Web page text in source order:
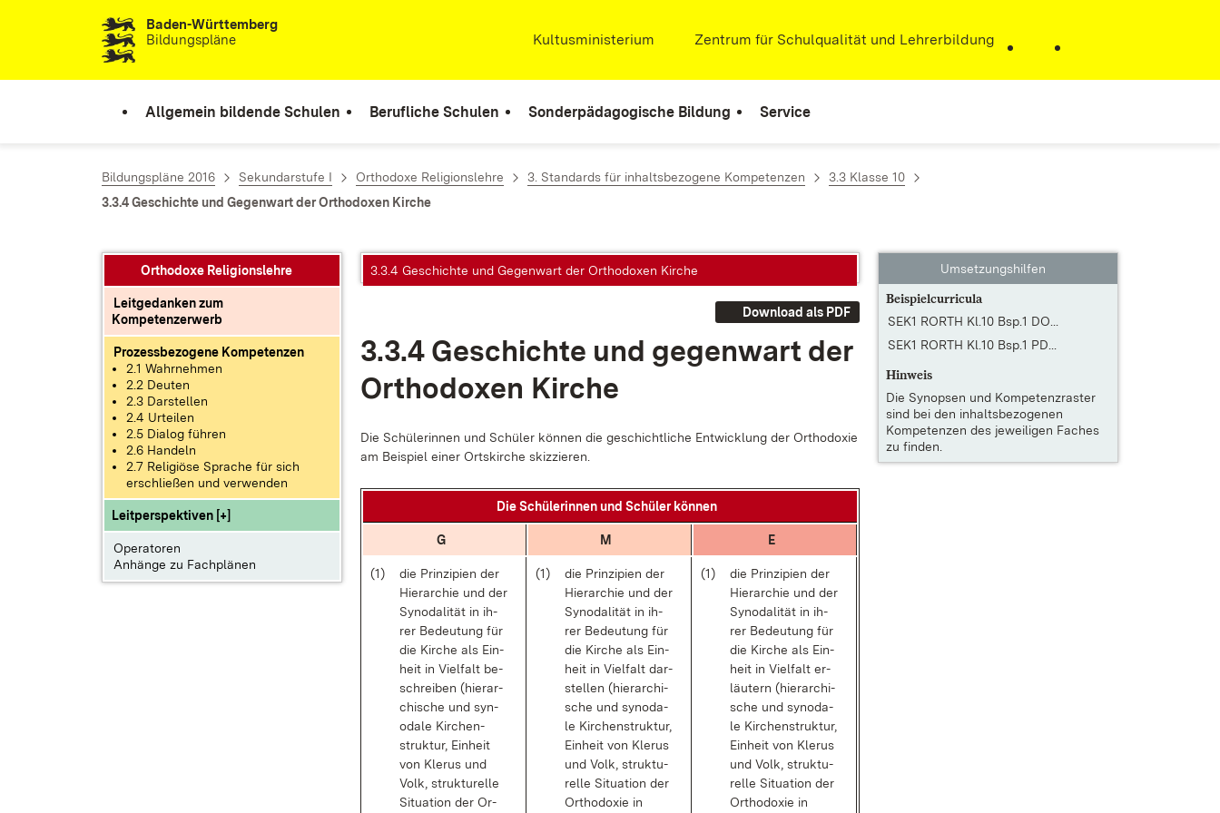
Zum Inhalt springenBaden-Württemberg
Bildungspläne
Extern:
Kultusministerium (Öffnet in neuem Fenster)
Extern:
Zentrum für Schulqualität und Lehrerbildung
Allgemein bildende Schulen Berufliche Schulen Sonderpädagogische Bildung Service
Bildungspläne 2016 Sekundarstufe I Orthodoxe Religionslehre 3. Standards für inhaltsbezogene Kompetenzen
3.3 Klasse 10
3.3.4 Geschichte und Gegenwart der Orthodoxen Kirche
Orthodoxe Religionslehre
Leitgedanken zum
Kompetenzerwerb
Prozessbezogene Kompetenzen
2.1 Wahrnehmen
2.2 Deuten
2.3 Darstellen
2.4 Urteilen
2.5 Dialog führen
2.6 Handeln
2.7 Religiöse Sprache für sich
erschließen und verwenden
Leitperspektiven [+]
Operatoren
Anhänge zu Fachplänen
3.3.4 Geschichte und Gegenwart der Orthodoxen Kirche
Download als PDF
3.3.4 Ge­schich­te und ge­gen­wart der
Or­tho­do­xen Kir­che
Die Schü­le­rin­nen und Schü­ler kön­nen die ge­schicht­li­che Ent­wick­lung der Or­tho­do­xie
am Bei­spiel ei­ner Orts­kir­che skiz­zie­ren.
Die Schü­le­rin­nen und Schü­ler kön­nen
G M E
(1)
die Prin­zi­pi­en der
Hier­ar­chie und der
Syn­oda­li­tät in ih­
rer Be­deu­tung für
die Kir­che als Ein­
heit in Viel­falt be­
schrei­ben (hier­ar­
chi­sche und syn­
oda­le Kir­chen­
struk­tur, Ein­heit
von Kle­rus und
Volk, struk­tu­rel­le
Si­tua­ti­on der Or­
(1)
die Prin­zi­pi­en der
Hier­ar­chie und der
Syn­oda­li­tät in ih­
rer Be­deu­tung für
die Kir­che als Ein­
heit in Viel­falt dar­
stel­len (hier­ar­chi­
sche und syn­oda­
le Kir­chen­struk­tur,
Ein­heit von Kle­rus
und Volk, struk­tu­
rel­le Si­tua­ti­on der
Or­tho­do­xie in
(1)
die Prin­zi­pi­en der
Hier­ar­chie und der
Syn­oda­li­tät in ih­
rer Be­deu­tung für
die Kir­che als Ein­
heit in Viel­falt er­
läu­tern (hier­ar­chi­
sche und syn­oda­
le Kir­chen­struk­tur,
Ein­heit von Kle­rus
und Volk, struk­tu­
rel­le Si­tua­ti­on der
Or­tho­do­xie in
Umsetzungshilfen
Beispielcurricula
SEK1 RORTH Kl.10 Bsp.1 DO...
SEK1 RORTH Kl.10 Bsp.1 PD...
Hinweis
Die Synopsen und Kompetenzraster
sind bei den inhaltsbezogenen
Kompetenzen des jeweiligen Faches
zu finden.